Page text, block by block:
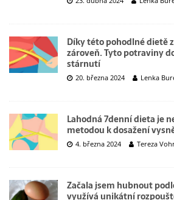
Díky této pohodlné dietě
zároveň. Tyto potraviny
stárnutí
20. března 2024 Lenka
Lahodná 7denní dieta je
metodou k dosažení
4. března 2024 Tereza
Začala jsem hubnout
využívá unikátní